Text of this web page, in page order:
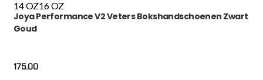
14 OZ16 OZ
Joya Performance V2 Veters Bokshandschoenen Zwart
Goud
175.00